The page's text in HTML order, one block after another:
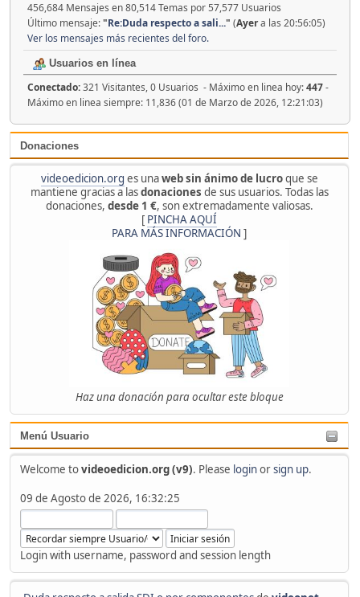
Donaciones
videoedicion.org es unaweb sin ánimo de lucroque se
mantiene gracias a lasdonaciones de sus usuarios. Todas las
donaciones, desde 1 €, son extremadamente valiosas.
[ PINCHA AQUÍ
PARA MÁS INFORMACIÓN ]
Haz una donación para ocultar este bloque
Menú Usuario
Welcome tovideoedicion.org (v9). Please loginorsign up.
09 de Agosto de 2026, 16:32:25
Login with username, password and session length
456,684 Mensajes en 80,514 Temas por 57,577 Usuarios
Último mensaje:"Re:Duda respecto a sali..." (Ayera las 20:56:05)
Ver los mensajes más recientes del foro.
Usuarios en línea
Conectado:321 Visitantes, 0 Usuarios - Máximo en linea hoy:447-
Máximo en linea siempre: 11,836 (01 de Marzo de 2026, 12:21:03)